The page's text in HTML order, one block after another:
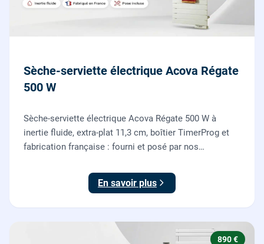
Sèche-serviette électrique Acova Régate
500 W
Sèche-serviette électrique Acova Régate 500 W à
inertie fluide, extra-plat 11,3 cm, boîtier TimerProg et
fabrication française : fourni et posé par nos
En savoir plus
890 €